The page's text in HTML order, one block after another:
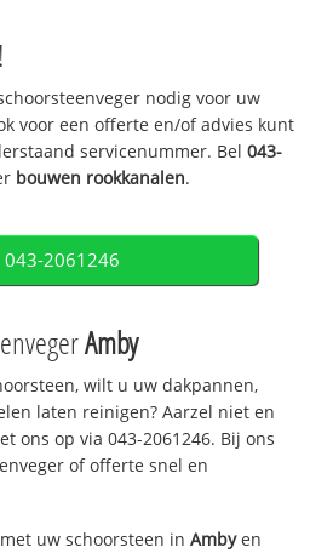
nodig voor uw
voor een offerte en/of advies kunt
servicenummer. Bel043-
bouwen rookkanalen.
043-2061246
Amby
wilt u uw dakpannen,
laten reinigen? Aarzel niet en
ons op via 043-2061246. Bij ons
of offerte snel en
uw schoorsteen inAmbyen